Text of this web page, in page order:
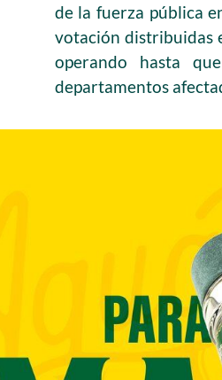
de la fuerza pública
votación distribuidas
operando hasta
departamentos